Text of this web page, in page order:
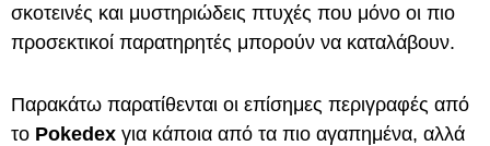
σκοτεινές και μυστηριώδεις πτυχές που μόνο οι πιο
προσεκτικοί παρατηρητές μπορούν να καταλάβουν.
Παρακάτω παρατίθενται οι επίσημες περιγραφές από
το Pokedex για κάποια από τα πιο αγαπημένα, αλλά